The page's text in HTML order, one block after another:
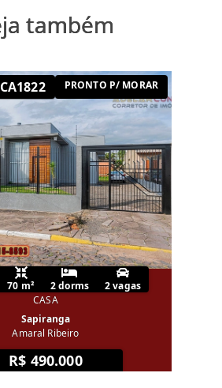
também
CA1822 PRONTO P/ MORAR
70 m² 2 dorms
2 vagas
CASA
Sapiranga
Amaral Ribeiro
R$ 490.000